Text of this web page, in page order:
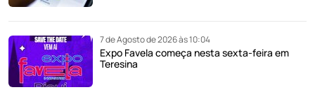
7 de Agosto de 2026 às 10:04
Expo Favela começa nesta sexta-feira em
Teresina